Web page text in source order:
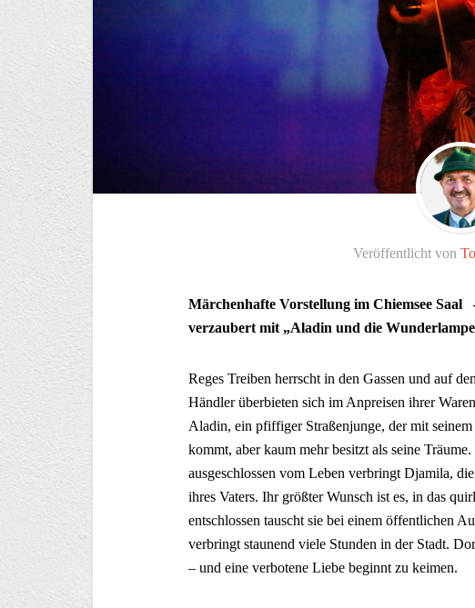
Veröffentlicht von
Märchenhafte Vorstellung im Chiemsee Saal
verzaubert mit „Aladin und die
Reges Treiben herrscht in den Gassen und auf
Händler überbieten sich im Anpreisen ihrer
Aladin, ein pfiffiger Straßenjunge, der mit
kommt, aber kaum mehr besitzt als seine
ausgeschlossen vom Leben verbringt Djamila,
ihres Vaters. Ihr größter Wunsch ist es, in das
entschlossen tauscht sie bei einem öffentlichen
verbringt staunend viele Stunden in der Stadt.
– und eine verbotene Liebe beginnt zu keimen.